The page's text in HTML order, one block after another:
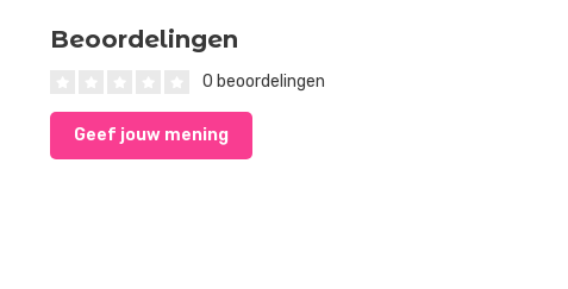
Beoordelingen
0 beoordelingen
Geef jouw mening